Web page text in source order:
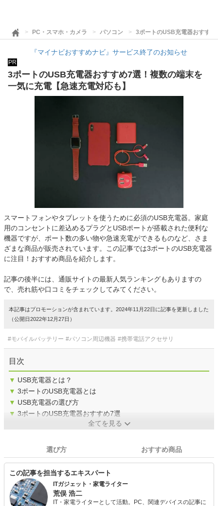
PC・スマホ・カメラ パソコン 3ポートのUSB充電器おすす
『マイナビおすすめナビ』サービス終了のお知らせ
PR
3ポートのUSB充電器おすすめ7選！複数の端末を
一気に充電【急速充電対応も】
スマートフォンやタブレットを使うために必須のUSB充電器。家庭
用のコンセントに差込めるプラグとUSBポートが搭載された便利な
機器ですが、ポート数の多い物や急速充電ができるものなど、さま
ざまな商品が販売されています。この記事では3ポートのUSB充電器
に注目！おすすめ商品を紹介します。
記事の後半には、通販サイトの最新人気ランキングもありますの
で、売れ筋や口コミをチェックしてみてください。
本記事はプロモーションが含まれています。2024年11月22日に記事を更新しました
（公開日2022年12月27日）
#モバイルバッテリー #パソコン周辺機器 #携帯電話アクセサリ
目次
▼ USB充電器とは？
▼ 3ポートのUSB充電器とは
▼ USB充電器の選び方
▼ 3ポートのUSB充電器おすすめ7選
全てを見る
選び方 おすすめ商品
この記事を担当するエキスパート
ITガジェット・家電ライター
荒俣 浩二
IT・家電ライターとして活動。PC、関連デバイスの記事に